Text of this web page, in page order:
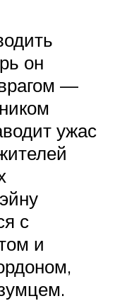
он
—
ужас
с
и